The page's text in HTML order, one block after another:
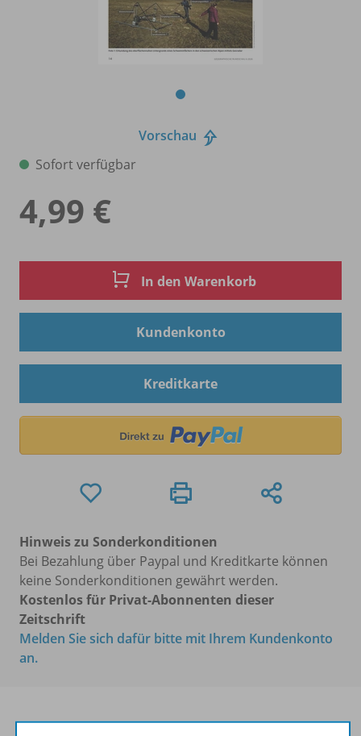
Vorschau
Sofort verfügbar
4,99 €
In den Warenkorb
Kundenkonto
Kreditkarte
Hinweis zu Sonderkonditionen
Bei Bezahlung über Paypal und Kreditkarte können
keine Sonderkonditionen gewährt werden.
Kostenlos für Privat-Abonnenten dieser
Zeitschrift
Melden Sie sich dafür bitte mit Ihrem Kundenkonto
an.